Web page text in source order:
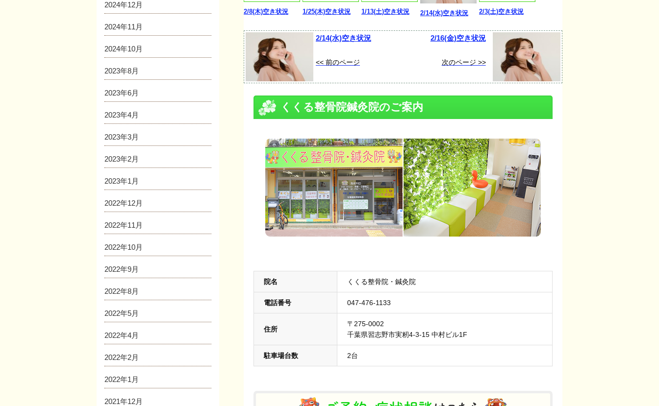
2/8(木)空き状況 1/25(木)空き状況 1/13(土)空き状況 2/14(水)空き状況 2/3(土)空き状況
2/14(水)空き状況
<< 前のページ
2/16(金)空き状況
次のページ >>
くくる整骨院鍼灸院のご案内
院名 くくる整骨院・鍼灸院
電話番号 047-476-1133
住所
〒275-0002
千葉県習志野市実籾4-3-15 中村ビル1F
駐車場台数 2台
2024年12月
2024年11月
2024年10月
2023年8月
2023年6月
2023年4月
2023年3月
2023年2月
2023年1月
2022年12月
2022年11月
2022年10月
2022年9月
2022年8月
2022年5月
2022年4月
2022年2月
2022年1月
2021年12月